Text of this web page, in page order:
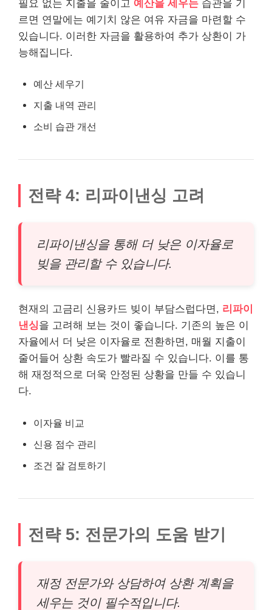
필요 없는 지출을 줄이고 예산을 세우는 습관을 기
르면 연말에는 예기치 않은 여유 자금을 마련할 수
있습니다. 이러한 자금을 활용하여 추가 상환이 가
능해집니다.
예산 세우기
지출 내역 관리
소비 습관 개선
전략 4: 리파이낸싱 고려
리파이낸싱을 통해 더 낮은 이자율로
빚을 관리할 수 있습니다.
현재의 고금리 신용카드 빚이 부담스럽다면, 리파이
낸싱을 고려해 보는 것이 좋습니다. 기존의 높은 이
자율에서 더 낮은 이자율로 전환하면, 매월 지출이
줄어들어 상환 속도가 빨라질 수 있습니다. 이를 통
해 재정적으로 더욱 안정된 상황을 만들 수 있습니
다.
이자율 비교
신용 점수 관리
조건 잘 검토하기
전략 5: 전문가의 도움 받기
재정 전문가와 상담하여 상환 계획을
세우는 것이 필수적입니다.